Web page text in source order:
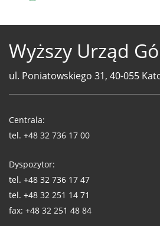
Wyższy Urząd
ul. Poniatowskiego 31, 40-055
WUG
Centrala:
tel. +48 32 736 17 00
Dyspozytor:
tel. +48 32 736 17 47
tel. +48 32 251 14 71
fax: +48 32 251 48 84